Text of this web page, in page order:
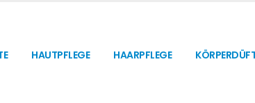
HAUTPFLEGE HAARPFLEGE